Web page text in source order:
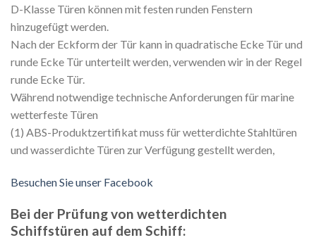
D-Klasse Türen können mit festen runden Fenstern
hinzugefügt werden.
Nach der Eckform der Tür kann in quadratische Ecke Tür und
runde Ecke Tür unterteilt werden, verwenden wir in der Regel
runde Ecke Tür.
Während notwendige technische Anforderungen für marine
wetterfeste Türen
(1) ABS-Produktzertifikat muss für wetterdichte Stahltüren
und wasserdichte Türen zur Verfügung gestellt werden,
Besuchen Sie unser Facebook
Bei der Prüfung von wetterdichten
Schiffstüren auf dem Schiff: